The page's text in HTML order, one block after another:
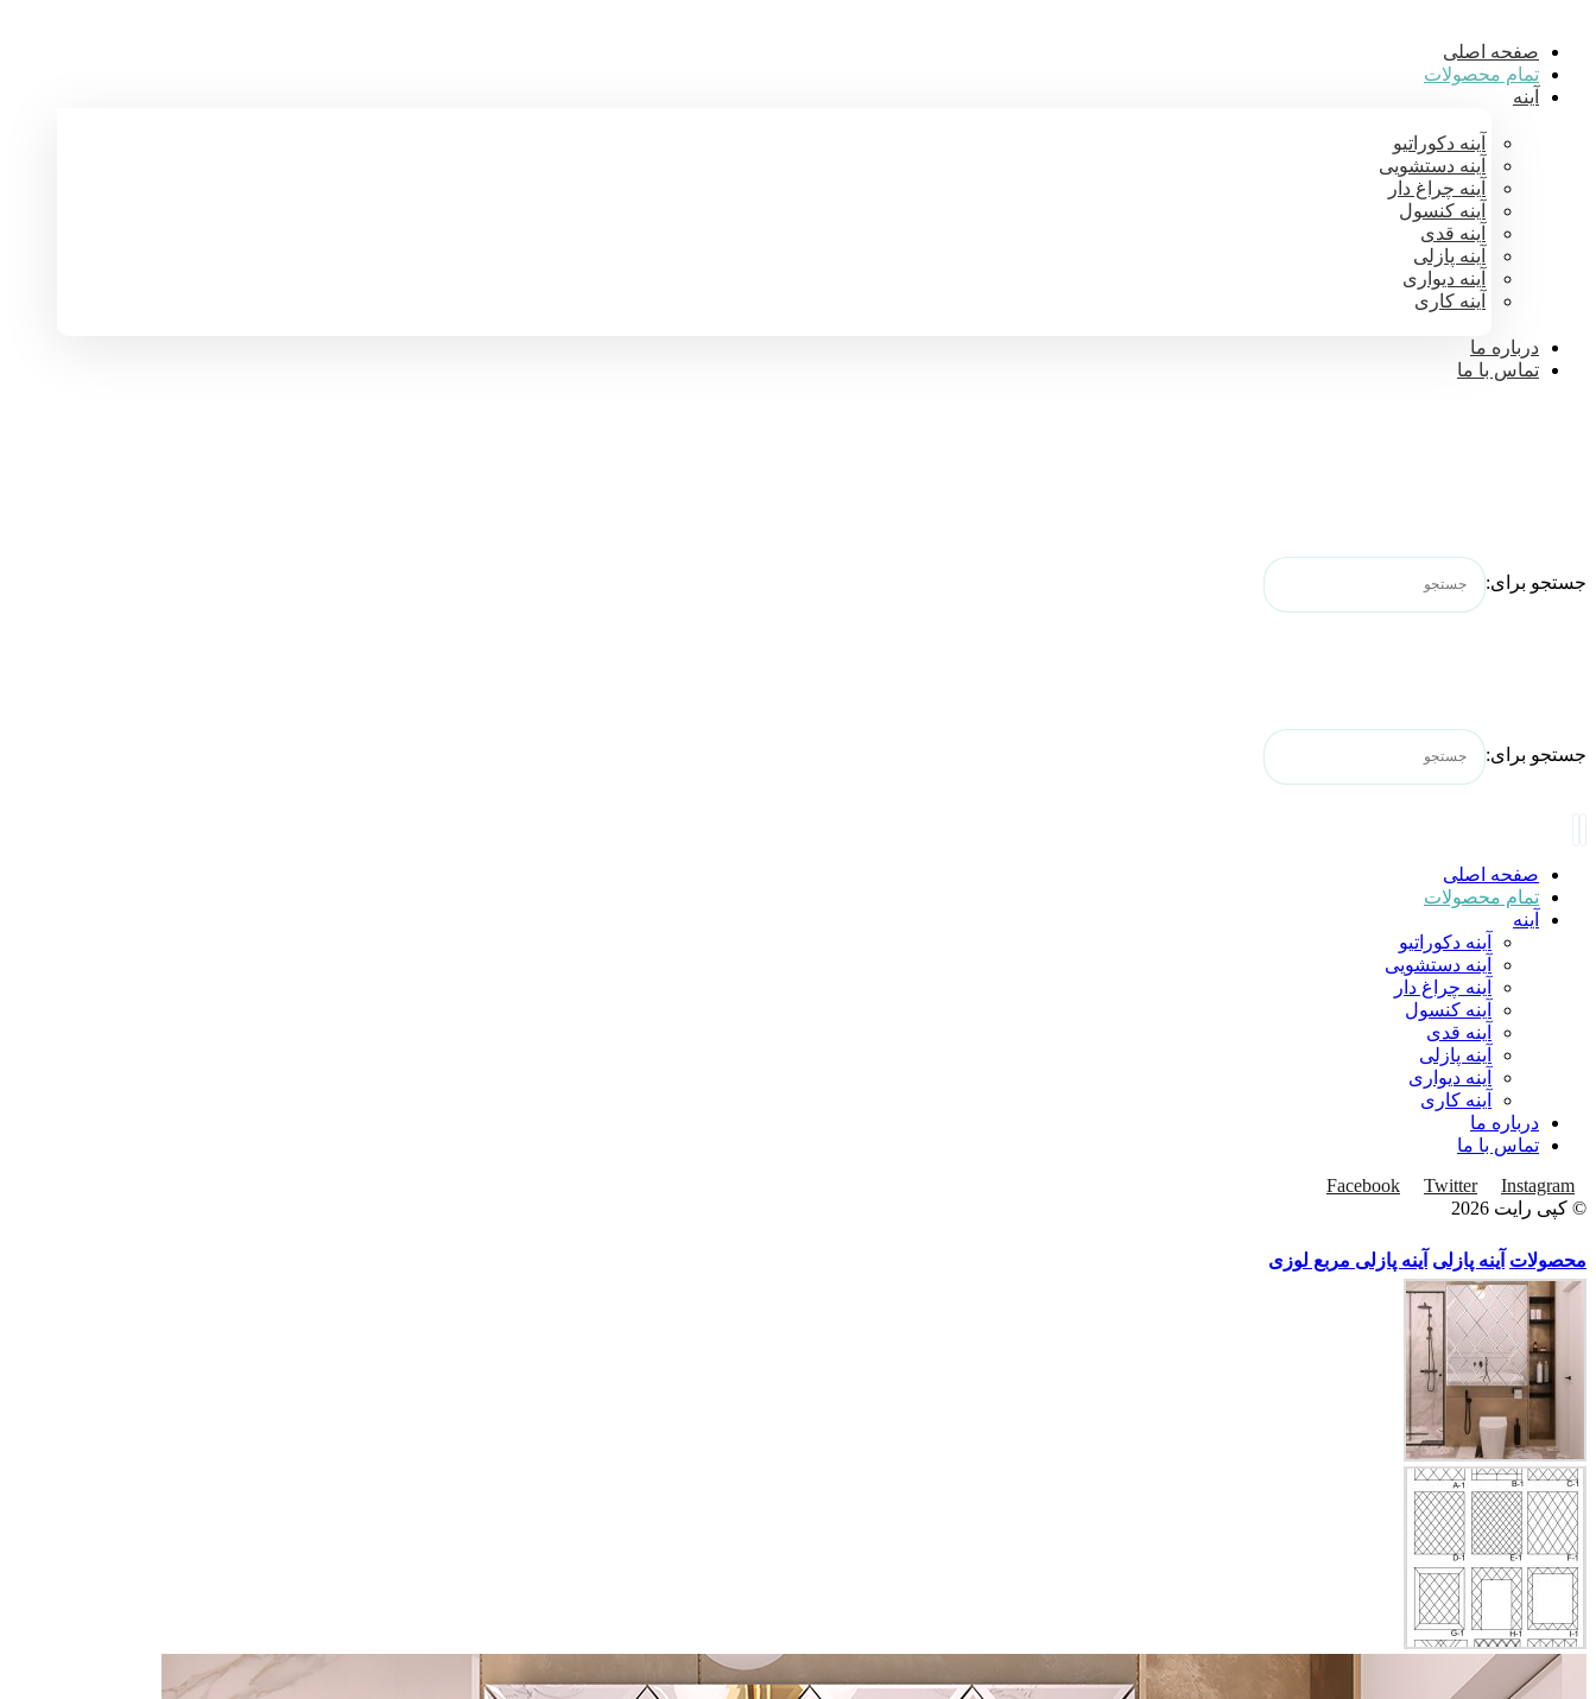
صفحه اصلی
تمام محصولات
آینه
آینه دکوراتیو
آینه دستشویی
آینه چراغ دار
آینه کنسول
آینه قدی
آینه پازلی
آینه دیواری
آینه کاری
درباره ما
تماس با ما
جستجو برای:
جستجو برای:
صفحه اصلی
تمام محصولات
آینه
آینه دکوراتیو
آینه دستشویی
آینه چراغ دار
آینه کنسول
آینه قدی
آینه پازلی
آینه دیواری
آینه کاری
درباره ما
تماس با ما
Facebook
Twitter
Instagram
© کپی رایت 2026
محصولات آینه پازلی آینه پازلی مربع لوزی